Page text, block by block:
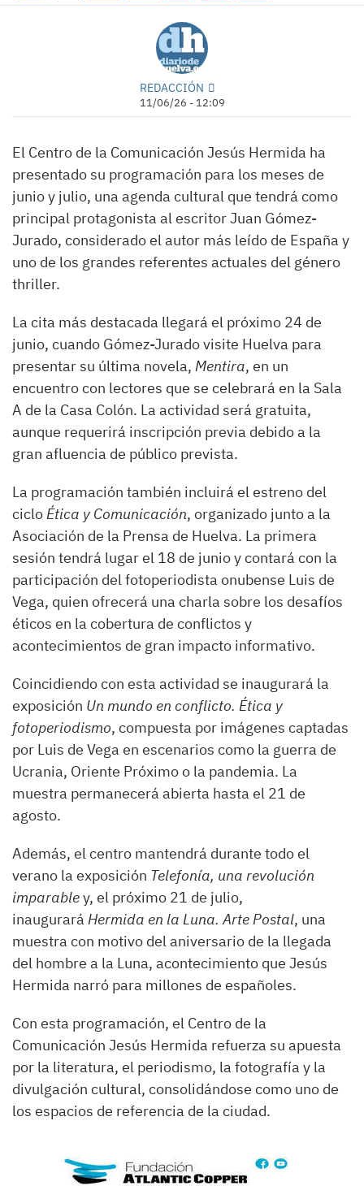
REDACCIÓN
11/06/26 - 12:09
El Centro de la Comunicación Jesús Hermida ha
presentado su programación para los meses de
junio y julio, una agenda cultural que tendrá como
principal protagonista al escritor Juan Gómez-
Jurado, considerado el autor más leído de España y
uno de los grandes referentes actuales del género
thriller.
La cita más destacada llegará el próximo 24 de
junio, cuando Gómez-Jurado visite Huelva para
presentar su última novela, Mentira, en un
encuentro con lectores que se celebrará en la Sala
A de la Casa Colón. La actividad será gratuita,
aunque requerirá inscripción previa debido a la
gran afluencia de público prevista.
La programación también incluirá el estreno del
cicloÉtica y Comunicación, organizado junto a la
Asociación de la Prensa de Huelva. La primera
sesión tendrá lugar el 18 de junio y contará con la
participación del fotoperiodista onubense Luis de
Vega, quien ofrecerá una charla sobre los desafíos
éticos en la cobertura de conflictos y
acontecimientos de gran impacto informativo.
Coincidiendo con esta actividad se inaugurará la
exposición Un mundo en conflicto. Ética y
fotoperiodismo, compuesta por imágenes captadas
por Luis de Vega en escenarios como la guerra de
Ucrania, Oriente Próximo o la pandemia. La
muestra permanecerá abierta hasta el 21 de
agosto.
Además, el centro mantendrá durante todo el
verano la exposición Telefonía, una revolución
imparabley, el próximo 21 de julio,
inaugurará Hermida en la Luna. Arte Postal, una
muestra con motivo del aniversario de la llegada
del hombre a la Luna, acontecimiento que Jesús
Hermida narró para millones de españoles.
Con esta programación, el Centro de la
Comunicación Jesús Hermida refuerza su apuesta
por la literatura, el periodismo, la fotografía y la
divulgación cultural, consolidándose como uno de
los espacios de referencia de la ciudad.